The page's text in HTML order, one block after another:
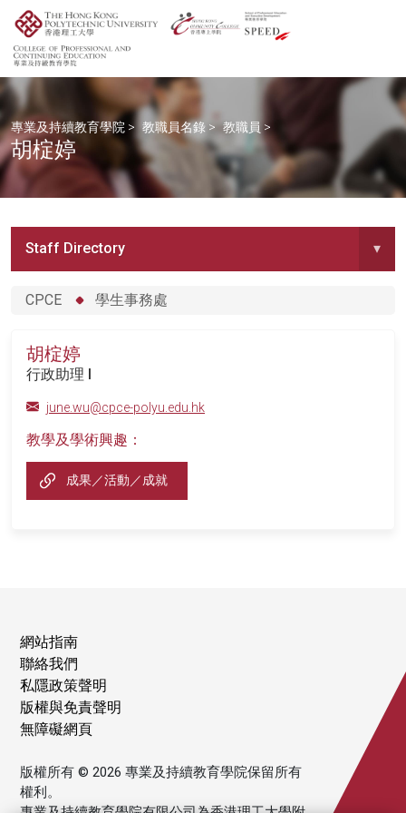
專業及持續教育學院 > 教職員名錄 > 教職員 >
胡椗婷
Staff Directory ▾
CPCE 學生事務處
胡椗婷
行政助理 I
june.wu@cpce-polyu.edu.hk
教學及學術興趣：
成果／活動／成就
網站指南
聯絡我們
私隱政策聲明
版權與免責聲明
無障礙網頁
版權所有 © 2026 專業及持續教育學院保留所有
權利。